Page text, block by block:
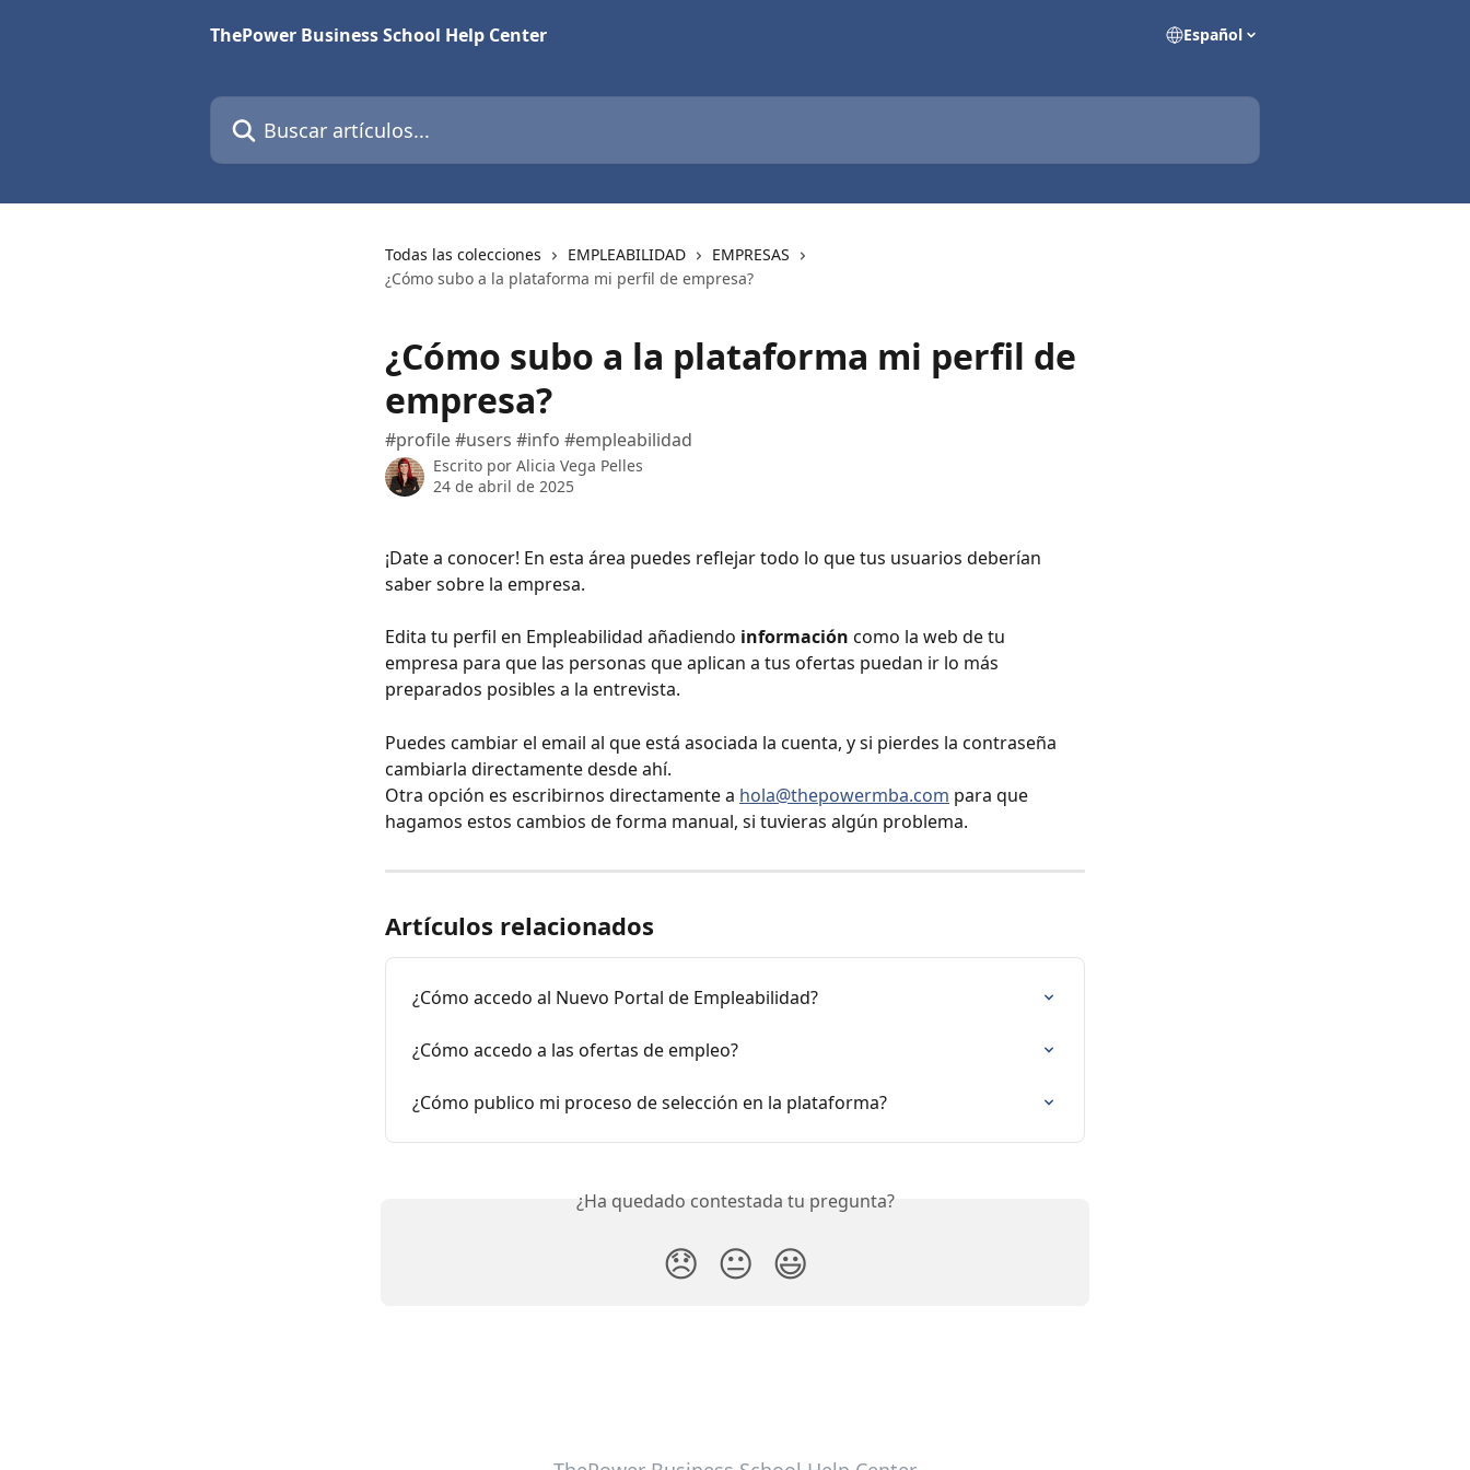
ThePower Business School Help Center
Español
Buscar artículos...
Todas las colecciones EMPLEABILIDAD
EMPRESAS
¿Cómo subo a la plataforma mi perfil de empresa?
¿Cómo subo a la plataforma mi perfil de
empresa?
#profile #users #info #empleabilidad
Escrito por Alicia Vega Pelles
24 de abril de 2025
¡Date a conocer! En esta área puedes reflejar todo lo que tus usuarios deberían
saber sobre la empresa.
Edita tu perfil en Empleabilidad añadiendo información como la web de tu
empresa para que las personas que aplican a tus ofertas puedan ir lo más
preparados posibles a la entrevista.
Puedes cambiar el email al que está asociada la cuenta, y si pierdes la contraseña
cambiarla directamente desde ahí.
Otra opción es escribirnos directamente a hola@thepowermba.com para que
hagamos estos cambios de forma manual, si tuvieras algún problema.
Artículos relacionados
¿Cómo accedo al Nuevo Portal de Empleabilidad?
¿Cómo accedo a las ofertas de empleo?
¿Cómo publico mi proceso de selección en la plataforma?
¿Ha quedado contestada tu pregunta?
😞 😐 😃